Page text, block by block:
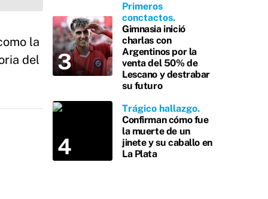
la
del
Primeros
conctactos
Gimnasia inició
charlas con
Argentinos por la
venta del 50% de
Lescano y destrabar
su futuro
Trágico hallazgo
Confirman cómo fue
la muerte de un
jinete y su caballo en
La Plata